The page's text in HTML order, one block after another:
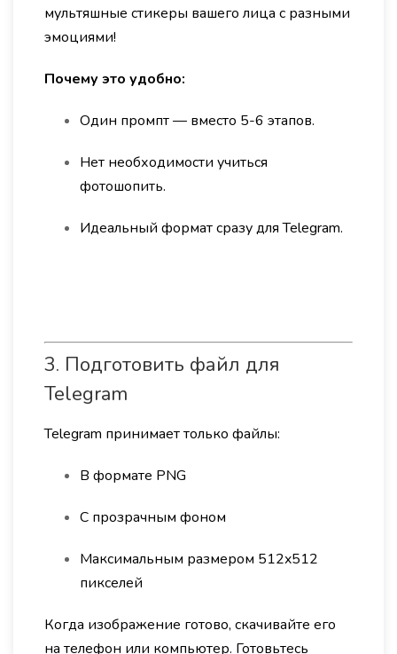
мультяшные стикеры вашего лица с разными
эмоциями!
Почему это удобно:
Один промпт — вместо 5-6 этапов.
Нет необходимости учиться
фотошопить.
Идеальный формат сразу для Telegram.
3. Подготовить файл для
Telegram
Telegram принимает только файлы:
В формате PNG
С прозрачным фоном
Максимальным размером 512x512
пикселей
Когда изображение готово, скачивайте его
на телефон или компьютер. Готовьтесь